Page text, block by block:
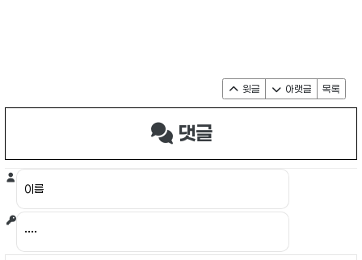
윗글 아랫글 목록
댓글